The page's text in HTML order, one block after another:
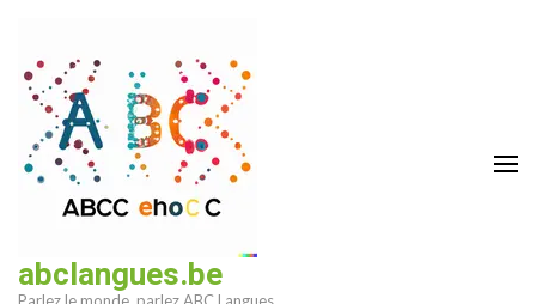
contenu
(Pressez
Entrée)
abclangues.be